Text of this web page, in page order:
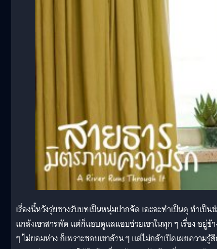
เรื่องนี้หวังรุ่ยชางรับบทเป็นหนุ่มปากจัด เอะอะทำเป็นดุ ทำเป็น
แกล้งเขาสารพัด แต่ก็แอบดูแลแอบช่วยเขาในทุก ๆ เรื่อง อยู่ข้
ๆ ไม่ยอมห่าง ก็เพราะชอบเขาล้วน ๆ แต่ไม่กล้าเปิดเผยความรู้